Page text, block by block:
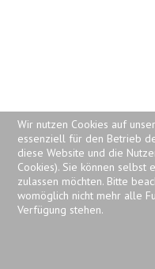
Wir nutzen Cookies auf
essenziell für den Betrieb
diese Website und die
Cookies). Sie können selbst
zulassen möchten. Bitte
womöglich nicht mehr alle
Verfügung stehen.